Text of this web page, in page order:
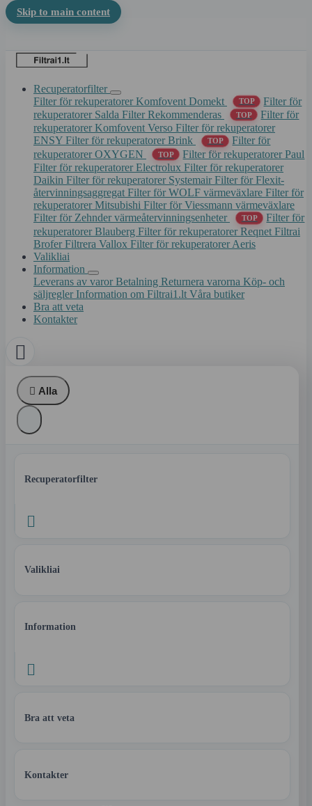
Skip to main content
Recuperatorfilter
Filter för rekuperatorer Komfovent Domekt
TOP
Filter för
rekuperatorer Salda Filter Rekommenderas TOP
Filter för
rekuperatorer Komfovent Verso Filter för rekuperatorer
ENSY Filter för rekuperatorer Brink TOP
Filter för
rekuperatorer OXYGEN
TOP
Filter för rekuperatorer Paul
Filter för rekuperatorer Electrolux Filter för rekuperatorer
Daikin Filter för rekuperatorer Systemair Filter för Flexit-
återvinningsaggregat Filter för WOLF värmeväxlare Filter för
rekuperatorer Mitsubishi Filter för Viessmann värmeväxlare
Filter för Zehnder värmeåtervinningsenheter
TOP
Filter för
rekuperatorer Blauberg Filter för rekuperatorer Reqnet Filtrai
Brofer Filtrera Vallox Filter för rekuperatorer Aeris
Valikliai
Information
Leverans av varor Betalning Returnera varorna Köp- och
säljregler Information om Filtrai1.lt Våra butiker
Bra att veta
Kontakter

 Alla
Recuperatorfilter

Valikliai
Information

Bra att veta
Kontakter